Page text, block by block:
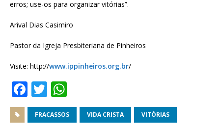
erros; use-os para organizar vitórias”.
Arival Dias Casimiro
Pastor da Igreja Presbiteriana de Pinheiros
Visite: http://www.ippinheiros.org.br/
F
a
c
T
w
it
h
at
FRACASSOS VIDA CRISTA VITÓRIAS